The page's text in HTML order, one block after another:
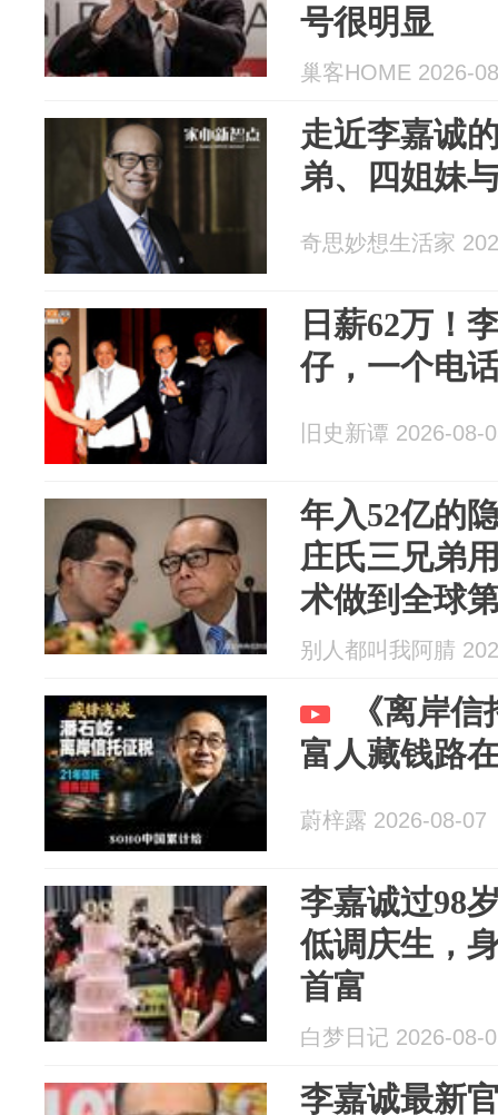
号很明显
巢客HOME 2026-
走近李嘉诚
弟、四姐妹
奇思妙想生活家
日薪62万！
仔，一个电
旧史新谭 2026-08-
年入52亿的
庄氏三兄弟
术做到全球
别人都叫我阿腈
《离岸
富人藏钱路
蔚梓露 2026-08-07
李嘉诚过98
低调庆生，
首富
白梦日记 2026-08-
李嘉诚最新